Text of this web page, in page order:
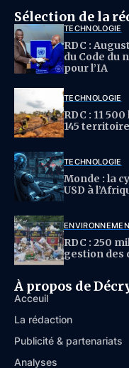
Sélection de la
TECHNOLOGIE
RDC :
du Code du
pour l’IA
TECHNOLOGIE
RDC : 11
145
TECHNOLOGIE
Monde : la
USD à
RDC : 250
gestion des
À propos de
Acceuil
La rédaction
Publicité & partenariats
Analyses